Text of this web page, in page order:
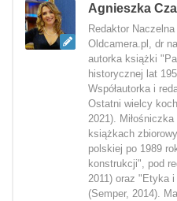
Agnieszka
Redaktor
Oldcamera.pl, dr
autorka książki
historycznej lat
Współautorka i
Ostatni wielcy
2021).
książkach
polskiej po 1989
konstrukcji", pod
2011) oraz "Etyka
(Semper, 2014).